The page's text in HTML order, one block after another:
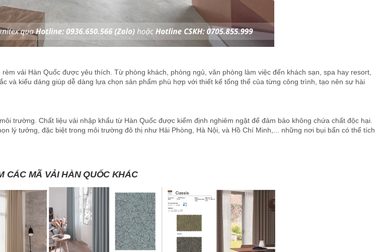
vải Hàn Quốc được yêu thích. Từ phòng khách, phòng ngủ, văn phòng làm việc đến khách sạn, spa hay resort,
và kiểu dáng giúp dễ dàng lựa chọn sản phẩm phù hợp với thiết kế tổng thể của từng công trình, tạo nên sự hài
trường. Chất liệu vải nhập khẩu từ Hàn Quốc được kiểm định nghiêm ngặt để đảm bảo không chứa chất độc hại.
lý tưởng, đặc biệt trong môi trường đô thị như Hải Phòng, Hà Nội, và Hồ Chí Minh,... những nơi bụi bẩn có thể tích
CÁC MÃ VẢI HÀN QUỐC KHÁC